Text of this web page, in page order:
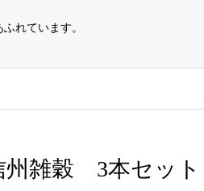
れています。
雑穀 3本セット